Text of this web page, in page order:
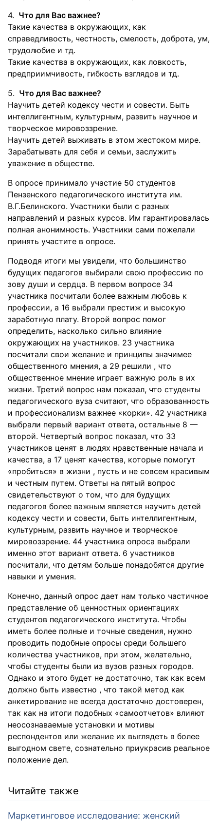
Что для Вас важнее?
Такие качества в окружающих, как
справедливость, честность, смелость, доброта, ум,
трудолюбие и тд.
Такие качества в окружающих, как ловкость,
предприимчивость, гибкость взглядов и тд.
Что для Вас важнее?
Научить детей кодексу чести и совести. Быть
интеллигентным, культурным, развить научное и
творческое мировоззрение.
Научить детей выживать в этом жестоком мире.
Зарабатывать для себя и семьи, заслужить
уважение в обществе.
В опросе принимало участие 50 студентов
Пензенского педагогического института им.
В.Г.Белинского. Участники были с разных
направлений и разных курсов. Им гарантировалась
полная анонимность. Участники сами пожелали
принять участите в опросе.
Подводя итоги мы увидели, что большинство
будущих педагогов выбирали свою профессию по
зову души и сердца. В первом вопросе 34
участника посчитали более важным любовь к
профессии, а 16 выбрали престиж и высокую
заработную плату. Второй вопрос помог
определить, насколько сильно влияние
окружающих на участников. 23 участника
посчитали свои желание и принципы значимее
общественного мнения, а 29 решили , что
общественное мнение играет важную роль в их
жизни. Третий вопрос нам показал, что студенты
педагогического вуза считают, что образованность
и профессионализм важнее «корки». 42 участника
выбрали первый вариант ответа, остальные 8 —
второй. Четвертый вопрос показал, что 33
участников ценят в людях нравственные начала и
качества, а 17 ценят качества, которые помогут
«пробиться» в жизни , пусть и не совсем красивым
и честным путем. Ответы на пятый вопрос
свидетельствуют о том, что для будущих
педагогов более важным является научить детей
кодексу чести и совести, быть интеллигентным,
культурным, развить научное и творческое
мировоззрение. 44 участника опроса выбрали
именно этот вариант ответа. 6 участников
посчитали, что детям больше понадобятся другие
навыки и умения.
Конечно, данный опрос дает нам только частичное
представление об ценностных ориентациях
студентов педагогического института. Чтобы
иметь более полные и точные сведения, нужно
проводить подобные опросы среди большего
количества участников, при этом, желательно,
чтобы студенты были из вузов разных городов.
Однако и этого будет не достаточно, так как всем
должно быть известно , что такой метод как
анкетирование не всегда достаточно достоверен,
так как на итоги подобных «самоотчетов» влияют
неосознаваемые установки и мотивы
респондентов или желание их выглядеть в более
выгодном свете, сознательно приукрасив реальное
положение дел.
Читайте также
Маркетинговое исследование: женский